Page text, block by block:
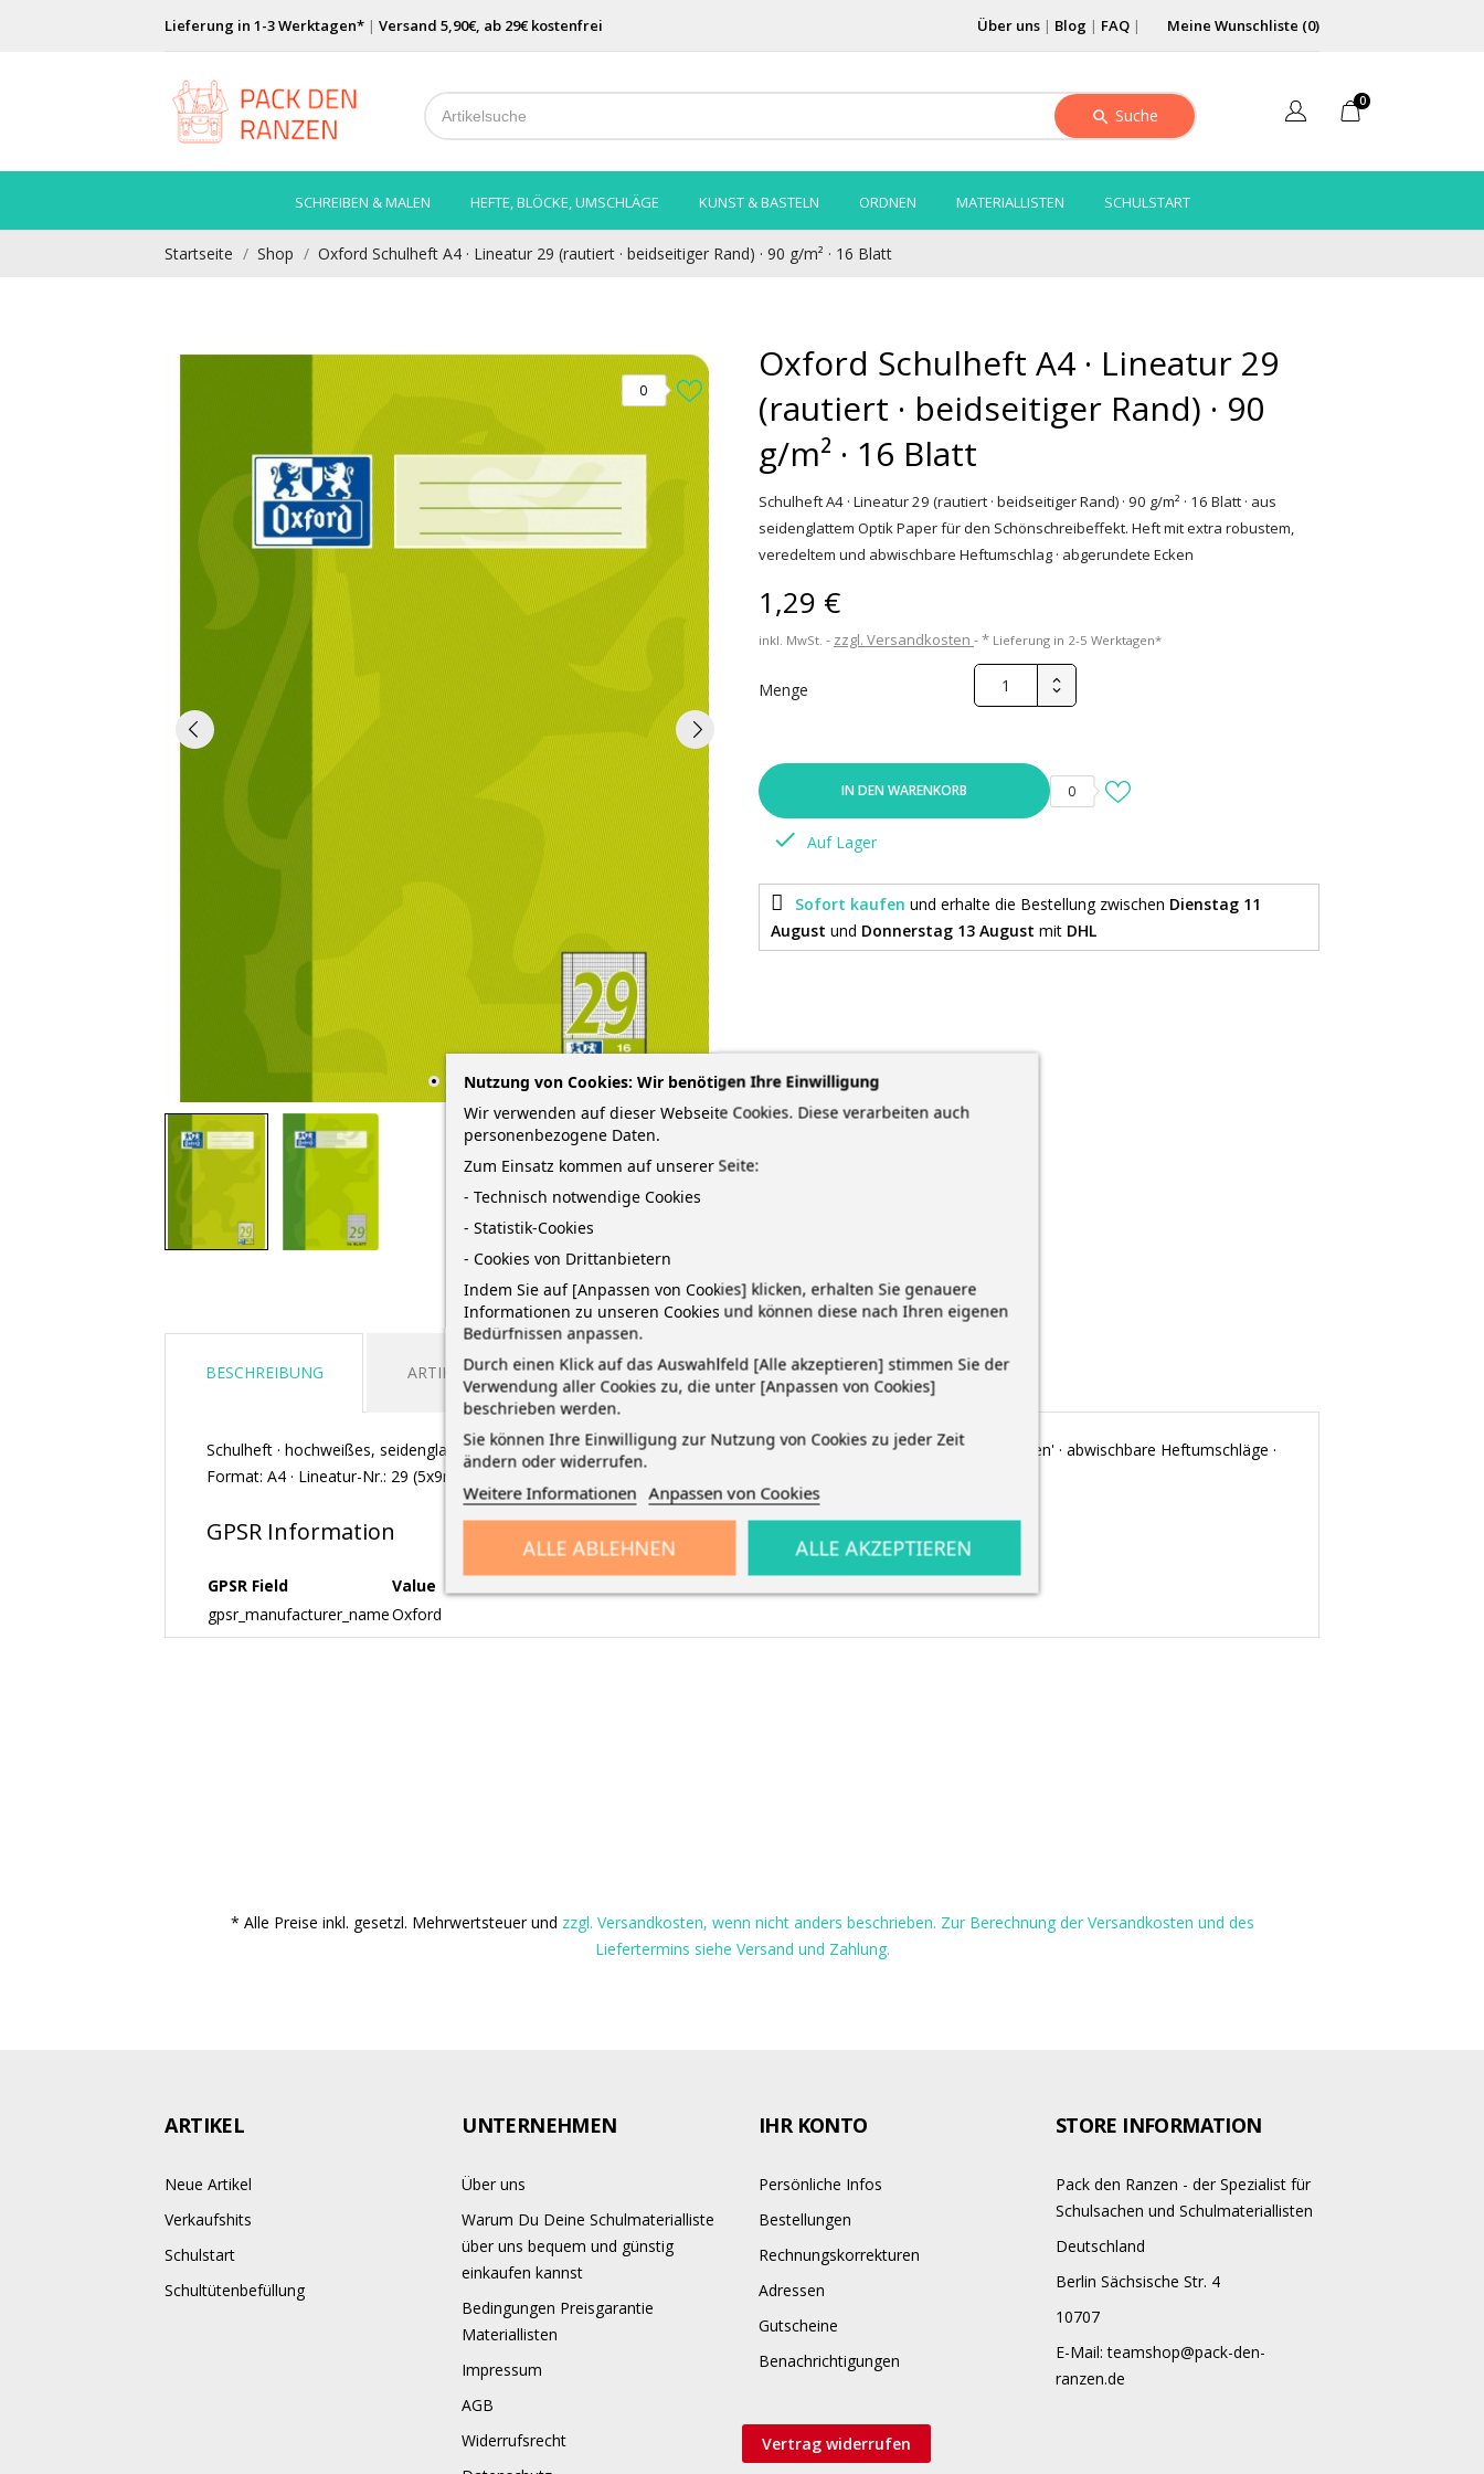
Lieferung in 1-3 Werktagen* |Versand 5,90€, ab 29€ kostenfrei Über uns| Blog | FAQ| Meine Wunschliste (0)
Suche
0
SCHREIBEN & MALEN HEFTE, BLÖCKE, UMSCHLÄGE KUNST & BASTELN ORDNEN MATERIALLISTEN SCHULSTART
Startseite Shop Oxford Schulheft A4 · Lineatur 29 (rautiert · beidseitiger Rand) · 90 g/m² · 16 Blatt
0
Oxford Schulheft A4 · Lineatur 29
(rautiert · beidseitiger Rand) · 90
g/m² · 16 Blatt
Schulheft A4 · Lineatur 29 (rautiert · beidseitiger Rand) · 90 g/m² · 16 Blatt · aus
seidenglattem Optik Paper für den Schönschreibeffekt. Heft mit extra robustem,
veredeltem und abwischbare Heftumschlag · abgerundete Ecken
1,29 €
inkl. MwSt. zzgl. Versandkosten * Lieferung in 2-5 Werktagen*
Menge
IN DEN WARENKORB 0
 Auf Lager
Sofort kaufen und erhalte die Bestellung zwischen Dienstag 11
August und Donnerstag 13 August mit DHL
BESCHREIBUNG ARTIKELDETAILS
Schulheft · hochweißes, seidenglattes Papier (Optik Paper), 90 g/m² · geklammert · runde Ecken verhindern 'Eselsohren' · abwischbare Heftumschläge ·
Format: A4 · Lineatur-Nr.: 29 (5x9mm rautiert, beidseitiger Rand) · Anzahl Blatt: 16 · Farbe/Motiv Einband: anisgrün
GPSR Information
GPSR Field
Value
gpsr_manufacturer_nameOxford
* Alle Preise inkl. gesetzl. Mehrwertsteuer und zzgl. Versandkosten, wenn nicht anders beschrieben. Zur Berechnung der Versandkosten und des
Liefertermins siehe Versand und Zahlung.
ARTIKEL
Neue Artikel
Verkaufshits
Schulstart
Schultütenbefüllung
UNTERNEHMEN
Über uns
Warum Du Deine Schulmaterialliste
über uns bequem und günstig
einkaufen kannst
Bedingungen Preisgarantie
Materiallisten
Impressum
AGB
Widerrufsrecht
IHR KONTO
Persönliche Infos
Bestellungen
Rechnungskorrekturen
Adressen
Gutscheine
Benachrichtigungen
STORE INFORMATION
Pack den Ranzen - der Spezialist für
Schulsachen und Schulmateriallisten
Deutschland
Berlin Sächsische Str. 4
10707
E-Mail: teamshop@pack-den-
ranzen.de
Nutzung von Cookies: Wir benötigen Ihre Einwilligung
Wir verwenden auf dieser Webseite Cookies. Diese verarbeiten auch
personenbezogene Daten.
Zum Einsatz kommen auf unserer Seite:
- Technisch notwendige Cookies
- Statistik-Cookies
- Cookies von Drittanbietern
Indem Sie auf [Anpassen von Cookies] klicken, erhalten Sie genauere
Informationen zu unseren Cookies und können diese nach Ihren eigenen
Bedürfnissen anpassen.
Durch einen Klick auf das Auswahlfeld [Alle akzeptieren] stimmen Sie der
Verwendung aller Cookies zu, die unter [Anpassen von Cookies]
beschrieben werden.
Sie können Ihre Einwilligung zur Nutzung von Cookies zu jeder Zeit
ändern oder widerrufen.
Weitere Informationen Anpassen von Cookies
ALLE ABLEHNEN ALLE AKZEPTIEREN
Vertrag widerrufen